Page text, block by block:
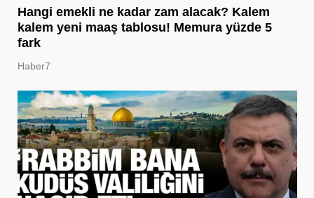
Hangi emekli ne kadar zam alacak? Kalem
kalem yeni maaş tablosu! Memura yüzde 5
fark
Haber7